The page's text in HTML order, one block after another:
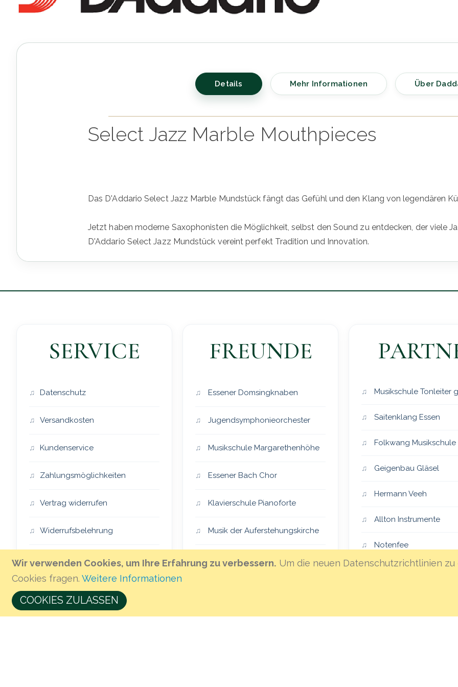
Wir verwenden Cookies, um Ihre Erfahrung zu verbessern. Um die neuen Datenschutzrichtlinien
Cookies fragen. Weitere Informationen
COOKIES ZULASSEN
Details
Select Jazz Marble Mouthpieces
Das D'Addario Select Jazz Marble Mundstück fängt das Gefühl und den Klang von legendären
Jetzt haben moderne Saxophonisten die Möglichkeit, selbst den Sound zu entdecken, der viele
D'Addario Select Jazz Mundstück vereint perfekt Tradition und Innovation.
Mehr Informationen Über
SERVICE
Datenschutz
Versandkosten
Kundenservice
Zahlungsmöglichkeiten
Vertrag widerrufen
Widerrufsbelehrung
Impressum
Öffnungszeiten & Anfahrt
FREUNDE
Essener Domsingknaben
Jugendsymphonieorchester
Musikschule Margarethenhöhe
Essener Bach Chor
Klavierschule Pianoforte
Musik der Auferstehungskirche
Essener Vocalensemble
Musikschule Tonleiter
Saitenklang Essen
Folkwang Musikschule
Geigenbau Gläsel
Hermann Veeh
Allton Instrumente
Notenfee